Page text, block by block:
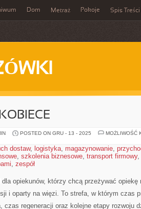
Dom Metraż Pokoje Spis Treści
POSTED ON GRU - 13 - 2025
MOŻLIWOŚĆ
dostaw, logistyka, magazynowanie,
, szkolenia biznesowe, transport firmowy,
, zespół
dla opiekunów, którzy chcą przeżywać
i oparty na więzi. To strefa, w którym czas
czas regeneracji oraz kolejne etapy rozwoju